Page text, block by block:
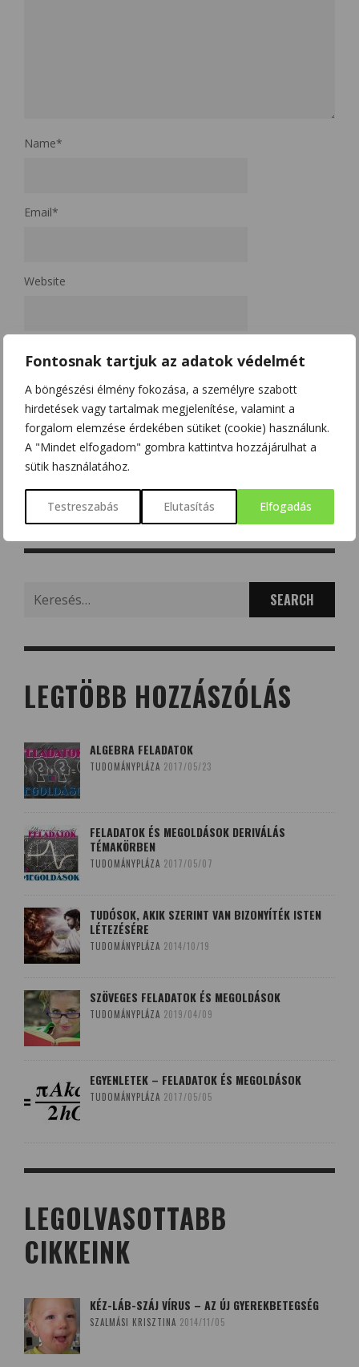
Fontosnak tartjuk az adatok védelmét
A böngészési élmény fokozása, a személyre szabott
hirdetések vagy tartalmak megjelenítése, valamint a
forgalom elemzése érdekében sütiket (cookie) használunk.
A "Mindet elfogadom" gombra kattintva hozzájárulhat a
sütik használatához.
Testreszabás Elutasítás Elfogadás
Name*
Email*
Website
böngészőben a következő hozzászólásomhoz.
Kérjük, adja meg a választ számjegyekkel:
tizenhét − 9 =
LEGTÖBB HOZZÁSZÓLÁS
ALGEBRA FELADATOK
TUDOMÁNYPLÁZA 2017/05/23
FELADATOK ÉS MEGOLDÁSOK DERIVÁLÁS
TÉMAKÖRBEN
TUDOMÁNYPLÁZA 2017/05/07
TUDÓSOK, AKIK SZERINT VAN BIZONYÍTÉK ISTEN
LÉTEZÉSÉRE
TUDOMÁNYPLÁZA 2014/10/19
SZÖVEGES FELADATOK ÉS MEGOLDÁSOK
TUDOMÁNYPLÁZA 2019/04/09
EGYENLETEK – FELADATOK ÉS MEGOLDÁSOK
TUDOMÁNYPLÁZA 2017/05/05
LEGOLVASOTTABB
CIKKEINK
KÉZ-LÁB-SZÁJ VÍRUS – AZ ÚJ GYEREKBETEGSÉG
SZALMÁSI KRISZTINA 2014/11/05